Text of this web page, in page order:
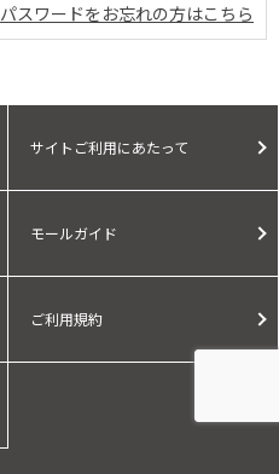
パスワードをお忘れの方はこちら
サイトご利用にあたって
モールガイド
ご利用規約